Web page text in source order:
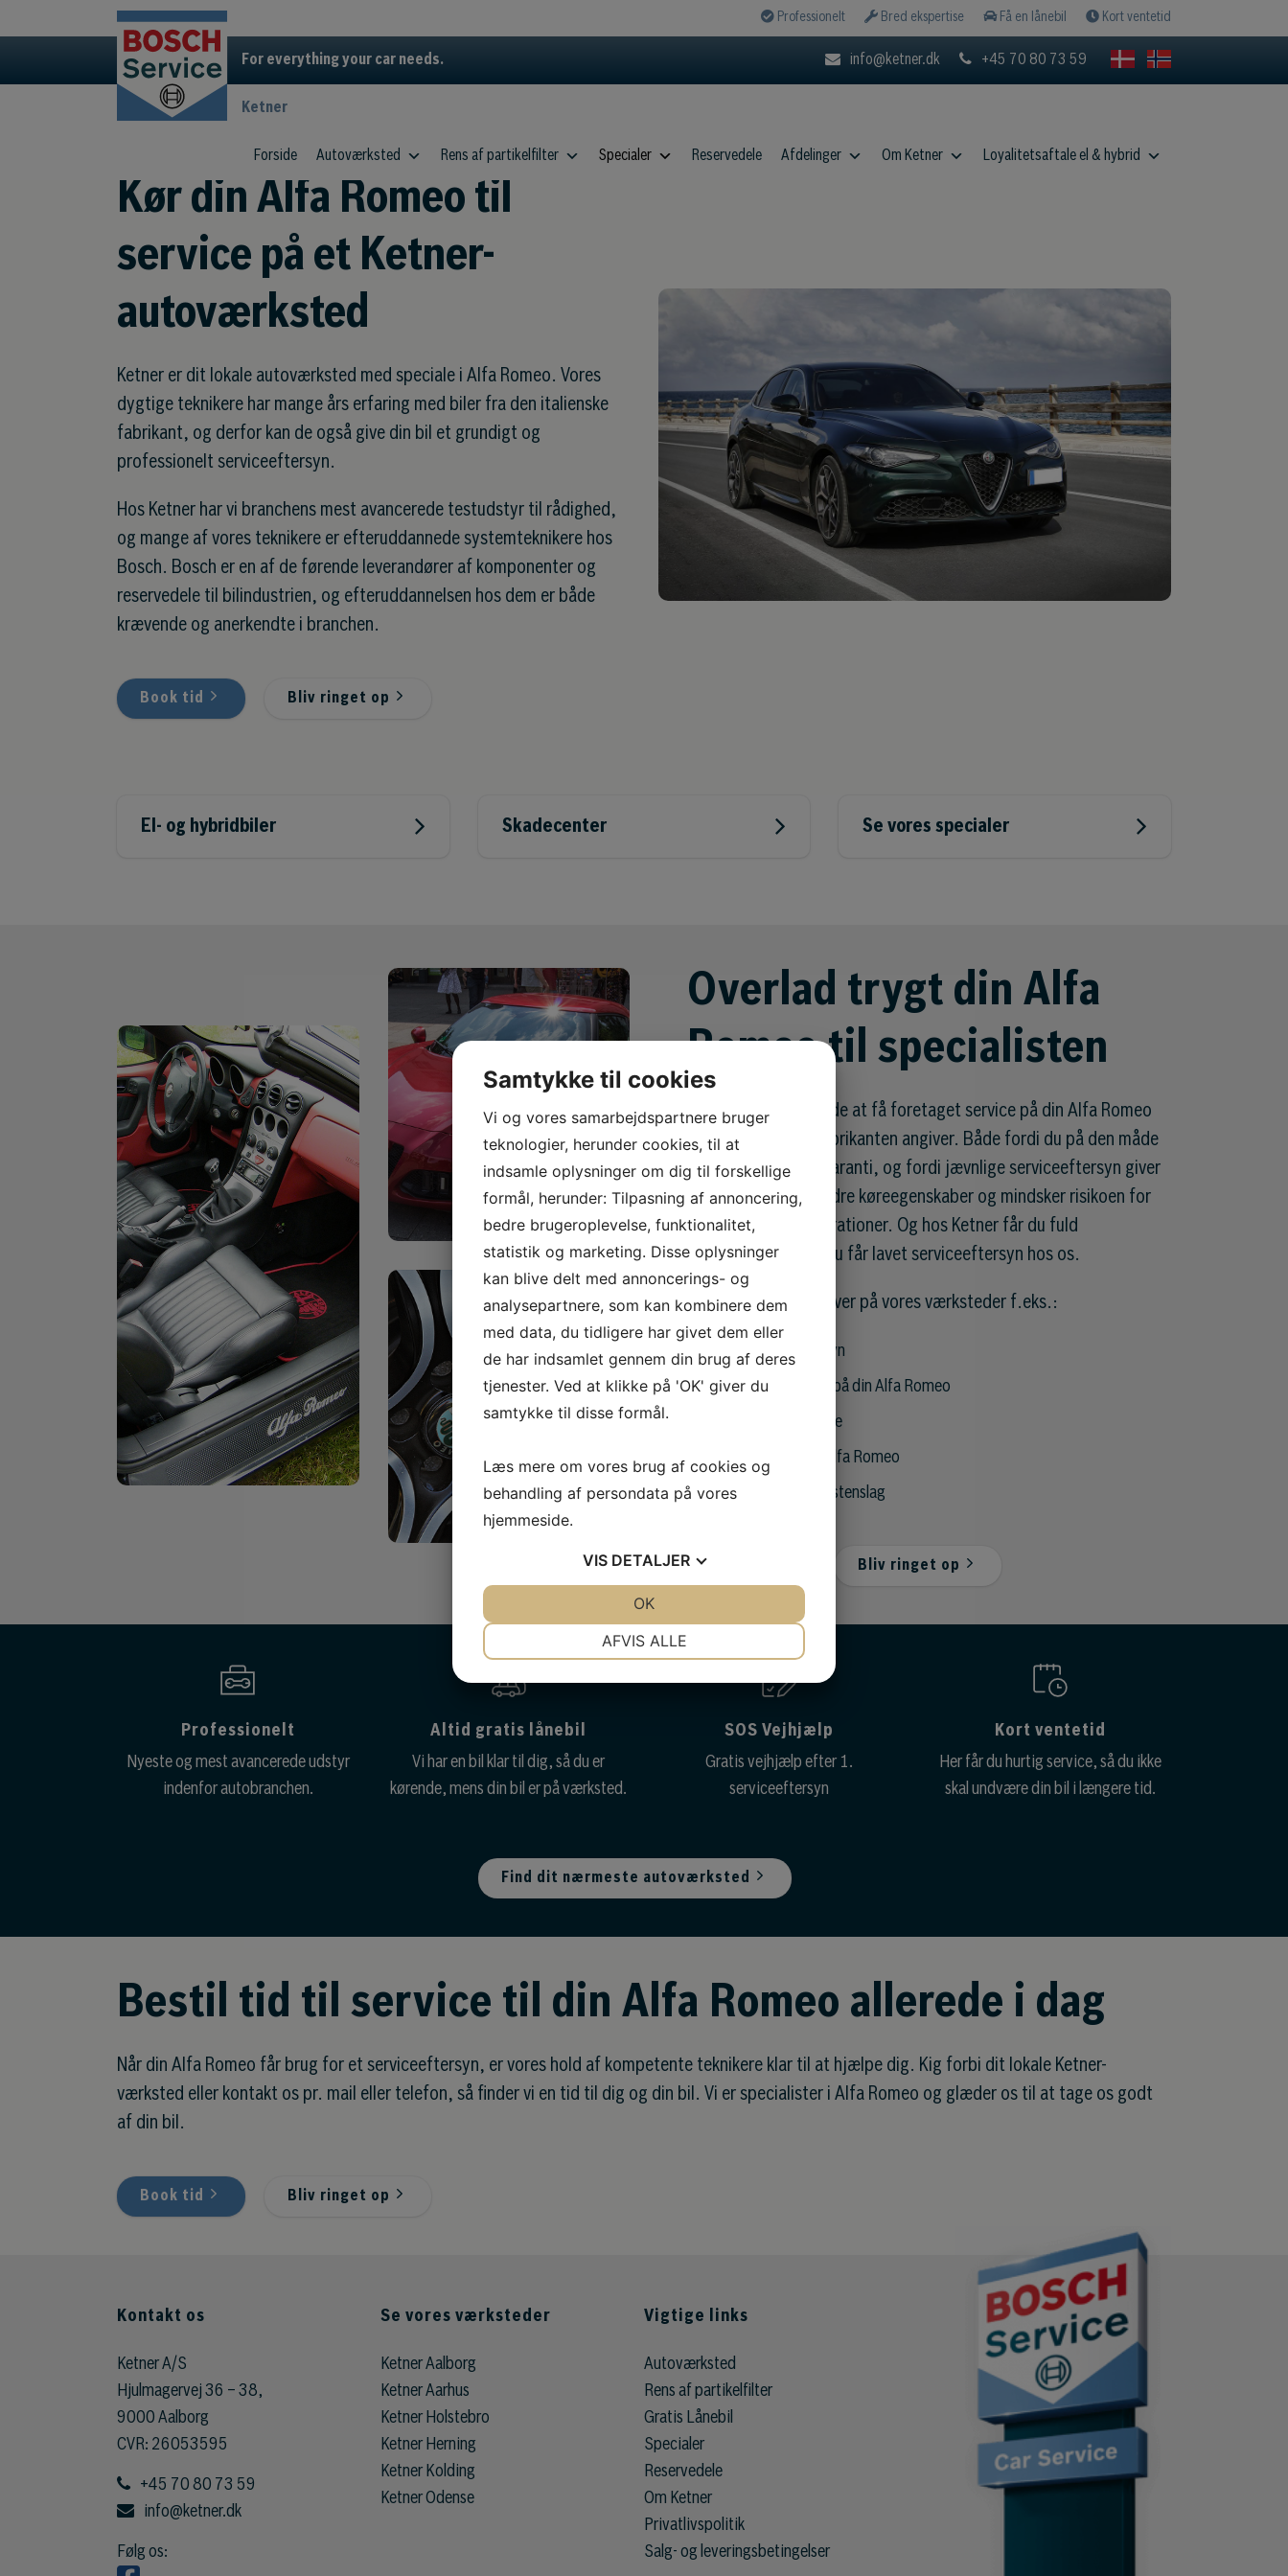
Professionelt Bred ekspertise Få en lånebil Kort ventetid
For everything your car needs. info@ketner.dk +45 70 80 73 59
Ketner
Forside Autoværksted Rens af partikelfilter Specialer Reservedele Afdelinger Om Ketner Loyalitetsaftale el & hybrid
Kør din Alfa Romeo til
service på et Ketner-
autoværksted
Ketner er dit lokale autoværksted med speciale i Alfa Romeo. Vores
dygtige teknikere har mange års erfaring med biler fra den italienske
fabrikant, og derfor kan de også give din bil et grundigt og
professionelt serviceeftersyn.
Hos Ketner har vi branchens mest avancerede testudstyr til rådighed,
og mange af vores teknikere er efteruddannede systemteknikere hos
Bosch. Bosch er en af de førende leverandører af komponenter og
reservedele til bilindustrien, og efteruddannelsen hos dem er både
krævende og anerkendte i branchen.
Book tid Bliv ringet op
El- og hybridbiler Skadecenter Se vores specialer
Overlad trygt din Alfa
Romeo til specialisten
Det er altid en god ide at få foretaget service på din Alfa Romeo
med det interval, fabrikanten angiver. Både fordi du på den måde
bevarer din fabriksgaranti, og fordi jævnlige serviceeftersyn giver
større sikkerhed, bedre køreegenskaber og mindsker risikoen for
skader og dyre reparationer. Og hos Ketner får du fuld
fabriksgaranti, når du får lavet serviceeftersyn hos os.
Vi løser mange opgaver på vores værksteder f.eks.:
lave serviceeftersyn
korrekt fejlfinding på din Alfa Romeo
renovering af fælge
skifte olie på din Alfa Romeo
reparere rude ved stenslag
Bliv ringet op
Professionelt
Nyeste og mest avancerede udstyr
indenfor autobranchen.
Altid gratis lånebil
Vi har en bil klar til dig, så du er
kørende, mens din bil er på værksted.
SOS Vejhjælp
Gratis vejhjælp efter 1.
serviceeftersyn
Kort ventetid
Her får du hurtig service, så du ikke
skal undvære din bil i længere tid.
Find dit nærmeste autoværksted
Bestil tid til service til din Alfa Romeo allerede i dag
Når din Alfa Romeo får brug for et serviceeftersyn, er vores hold af kompetente teknikere klar til at hjælpe dig. Kig forbi dit lokale Ketner-
værksted eller kontakt os pr. mail eller telefon, så finder vi en tid til dig og din bil. Vi er specialister i Alfa Romeo og glæder os til at tage os godt
af din bil.
Book tid Bliv ringet op
Kontakt os
Ketner A/S
Hjulmagervej 36 – 38,
9000 Aalborg
CVR: 26053595
+45 70 80 73 59
info@ketner.dk
Følg os:
Se vores værksteder
Ketner Aalborg
Ketner Aarhus
Ketner Holstebro
Ketner Herning
Ketner Kolding
Ketner Odense
Vigtige links
Autoværksted
Rens af partikelfilter
Gratis Lånebil
Specialer
Reservedele
Om Ketner
Privatlivspolitik
Salg- og leveringsbetingelser
Samtykke til cookies
Vi og vores samarbejdspartnere bruger
teknologier, herunder cookies, til at
indsamle oplysninger om dig til forskellige
formål, herunder: Tilpasning af annoncering,
bedre brugeroplevelse, funktionalitet,
statistik og marketing. Disse oplysninger
kan blive delt med annoncerings- og
analysepartnere, som kan kombinere dem
med data, du tidligere har givet dem eller
de har indsamlet gennem din brug af deres
tjenester. Ved at klikke på 'OK' giver du
samtykke til disse formål.
Læs mere om vores brug af cookies og
behandling af persondata på vores
hjemmeside.
VIS DETALJER
AFVIS ALLE
OK